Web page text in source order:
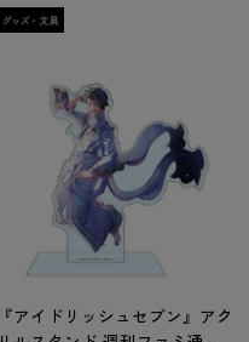
『アイドリッシュセブン』アク